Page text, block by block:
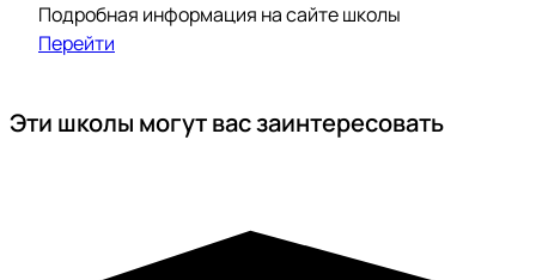
Подробная информация на сайте школы
Перейти
Эти школы могут вас заинтересовать